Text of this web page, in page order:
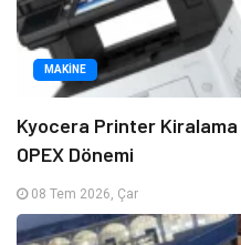
MAKINE
Kyocera Printer
OPEX Dönemi
08 Tem 2026, Çar